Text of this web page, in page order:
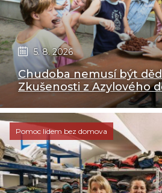
5. 8. 2026
Chudoba nemusí být
Zkušenosti z Azylového
Pomoc lidem bez domova